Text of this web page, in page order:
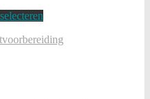
voorbereiding